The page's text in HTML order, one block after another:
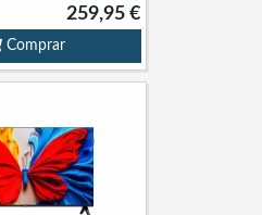
259,95 €
Comprar